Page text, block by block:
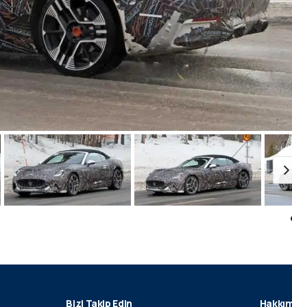
Bizi Takip Edin